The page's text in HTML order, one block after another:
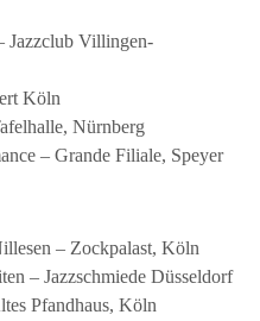
Jazzclub Villingen-
Köln
Nürnberg
– Grande Filiale, Speyer
– Zockpalast, Köln
– Jazzschmiede Düsseldorf
Pfandhaus, Köln